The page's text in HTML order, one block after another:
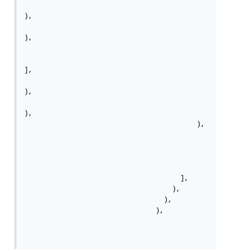
),
),
],
),
),
                                          ),
                                      ],
                                    ),
                                  ),
                                ),